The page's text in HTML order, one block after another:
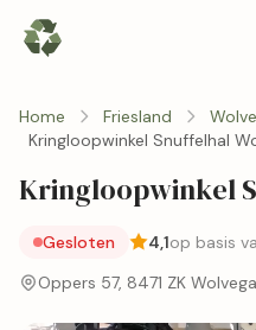
Home Friesland
Kringloopwinkel Snuffelhal
Kringloopwinkel
Gesloten 4,1op basis
Oppers 57, 8471 ZK Wolvega